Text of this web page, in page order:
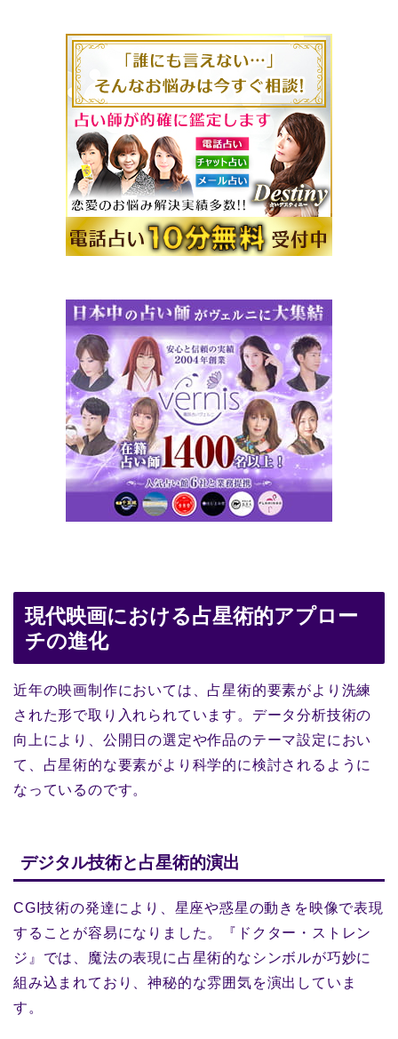
現代映画における占星術的アプロー
チの進化
近年の映画制作においては、占星術的要素がより洗練
された形で取り入れられています。データ分析技術の
向上により、公開日の選定や作品のテーマ設定におい
て、占星術的な要素がより科学的に検討されるように
なっているのです。
デジタル技術と占星術的演出
CGI技術の発達により、星座や惑星の動きを映像で表現
することが容易になりました。『ドクター・ストレン
ジ』では、魔法の表現に占星術的なシンボルが巧妙に
組み込まれており、神秘的な雰囲気を演出していま
す。